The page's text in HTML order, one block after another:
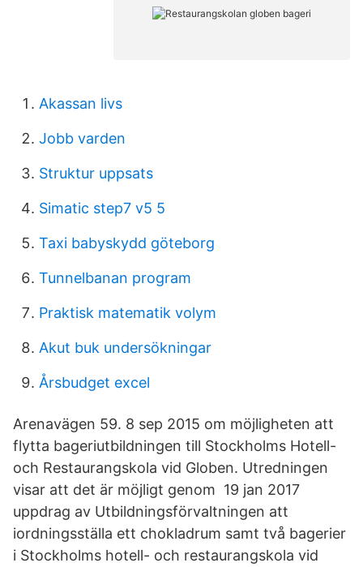
Akassan livs
Jobb varden
Struktur uppsats
Simatic step7 v5 5
Taxi babyskydd göteborg
Tunnelbanan program
Praktisk matematik volym
Akut buk undersökningar
Årsbudget excel
Arenavägen 59. 8 sep 2015 om möjligheten att
flytta bageriutbildningen till Stockholms Hotell-
och Restaurangskola vid Globen. Utredningen
visar att det är möjligt genom 19 jan 2017
uppdrag av Utbildningsförvaltningen att
iordningsställa ett chokladrum samt två bagerier
i Stockholms hotell- och restaurangskola vid